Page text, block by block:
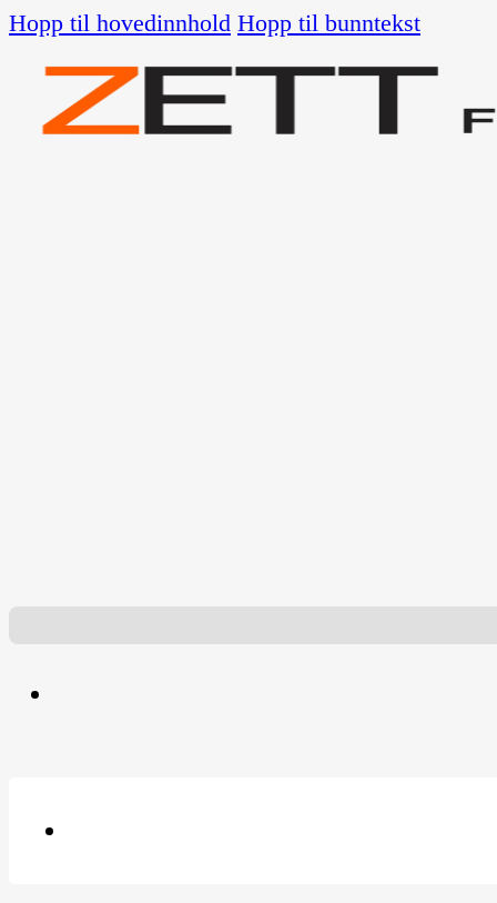
Hopp til hovedinnhold Hopp til bunntekst